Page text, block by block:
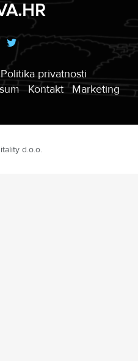
Politika privatnosti
Kontakt Marketing
d.o.o.